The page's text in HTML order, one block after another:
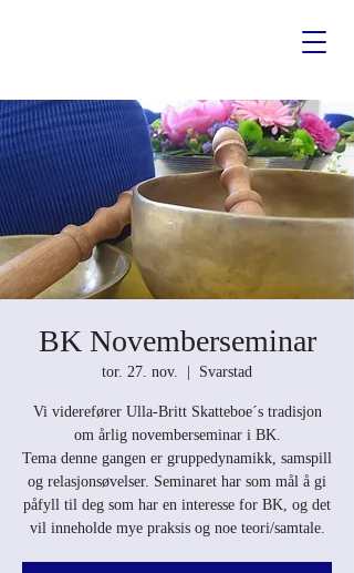
BK Novemberseminar
tor. 27. nov. Svarstad
Vi viderefører Ulla-Britt Skatteboe´s tradisjon
om årlig novemberseminar i BK.
Tema denne gangen er gruppedynamikk, samspill
og relasjonsøvelser. Seminaret har som mål å gi
påfyll til deg som har en interesse for BK, og det
vil inneholde mye praksis og noe teori/samtale.